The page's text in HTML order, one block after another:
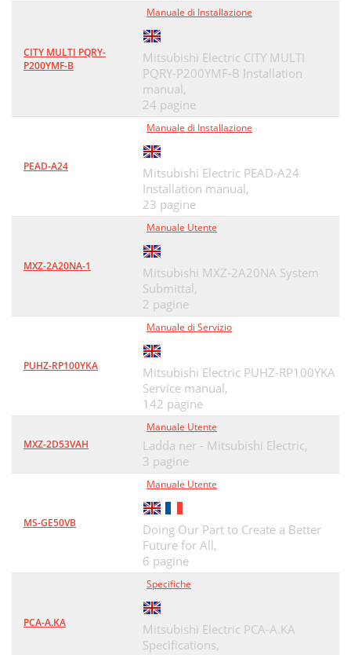
CITY MULTI PQRY-
P200YMF-B
Manuale di Installazione
Mitsubishi Electric CITY MULTI
PQRY-P200YMF-B Installation
manual,
24 pagine
PEAD-A24
Manuale di Installazione
Mitsubishi Electric PEAD-A24
Installation manual,
23 pagine
MXZ-2A20NA-1
Manuale Utente
Mitsubishi MXZ-2A20NA System
Submittal,
2 pagine
PUHZ-RP100YKA
Manuale di Servizio
Mitsubishi Electric PUHZ-RP100YKA
Service manual,
142 pagine
MXZ-2D53VAH
Manuale Utente
Ladda ner - Mitsubishi Electric,
3 pagine
MS-GE50VB
Manuale Utente
Doing Our Part to Create a Better
Future for All,
6 pagine
PCA-A.KA
Specifiche
Mitsubishi Electric PCA-A.KA
Specifications,